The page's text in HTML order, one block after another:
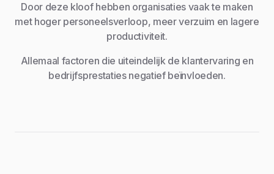
Door deze kloof hebben organisaties vaak te maken
met hoger personeelsverloop, meer verzuim en lagere
productiviteit.
Allemaal factoren die uiteindelijk de klantervaring en
bedrijfsprestaties negatief beïnvloeden.